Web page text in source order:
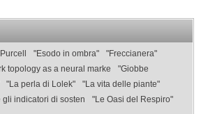
"Esodo in ombra"
"Freccianera"
topology as a neural marke
"Giobbe
"La perla di Lolek"
"La vita delle piante"
indicatori di sosten
"Le Oasi del Respiro"